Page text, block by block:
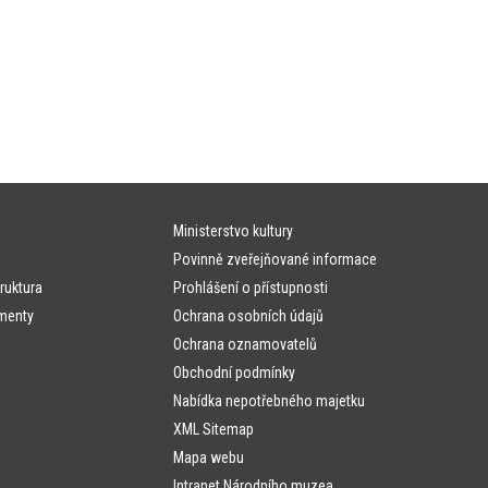
Ministerstvo kultury
Povinně zveřejňované informace
Prohlášení o přístupnosti
Ochrana osobních údajů
Ochrana oznamovatelů
Obchodní podmínky
Nabídka nepotřebného majetku
XML Sitemap
Mapa webu